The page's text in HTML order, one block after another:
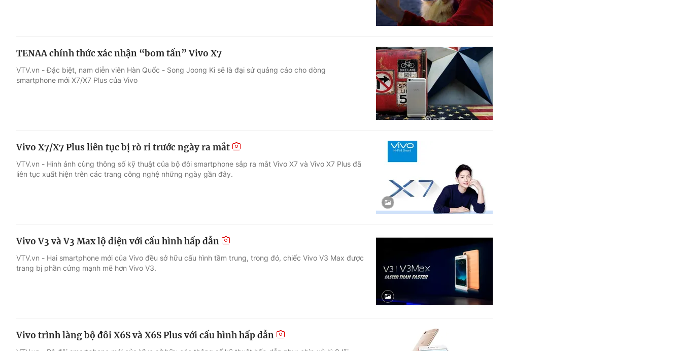
TENAA chính thức xác nhận “bom tấn” Vivo X7
VTV.vn - Đặc biệt, nam diễn viên Hàn Quốc - Song Joong Ki sẽ là đại sứ quảng cáo cho dòng
smartphone mới X7/X7 Plus của Vivo
Vivo X7/X7 Plus liên tục bị rò rỉ trước ngày ra mắt
VTV.vn - Hình ảnh cùng thông số kỹ thuật của bộ đôi smartphone sắp ra mắt Vivo X7 và Vivo X7 Plus đã
liên tục xuất hiện trên các trang công nghệ những ngày gần đây.
Vivo V3 và V3 Max lộ diện với cấu hình hấp dẫn
VTV.vn - Hai smartphone mới của Vivo đều sở hữu cấu hình tầm trung, trong đó, chiếc Vivo V3 Max được
trang bị phần cứng mạnh mẽ hơn Vivo V3.
Vivo trình làng bộ đôi X6S và X6S Plus với cấu hình hấp dẫn